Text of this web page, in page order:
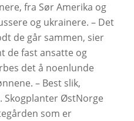
fra Sør Amerika og
og ukrainere. – Det
de går sammen, sier
de fast ansatte og
det å noenlunde
– Best slik,
Skogplanter ØstNorge
som er